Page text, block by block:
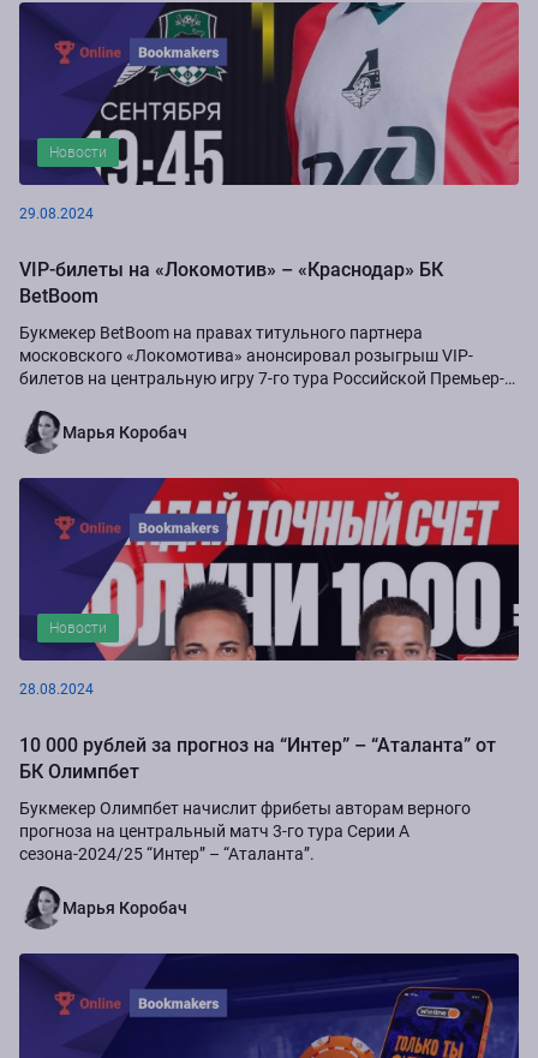
Новости
29.08.2024
VIP-билеты на «Локомотив» – «Краснодар» БК
BetBoom
Букмекер BetBoom на правах титульного партнера
московского «Локомотива» анонсировал розыгрыш VIP-
билетов на центральную игру 7-го тура Российской Премьер-
Марья Коробач
Новости
28.08.2024
10 000 рублей за прогноз на “Интер” – “Аталанта” от
БК Олимпбет
Букмекер Олимпбет начислит фрибеты авторам верного
прогноза на центральный матч 3-го тура Серии А
сезона-2024/25 “Интер” – “Аталанта”.
Марья Коробач